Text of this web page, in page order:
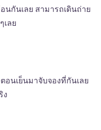
กันเลย สามารถเดินถ่าย
เลย
อนเย็นมาจับจองที่กันเลย
ง